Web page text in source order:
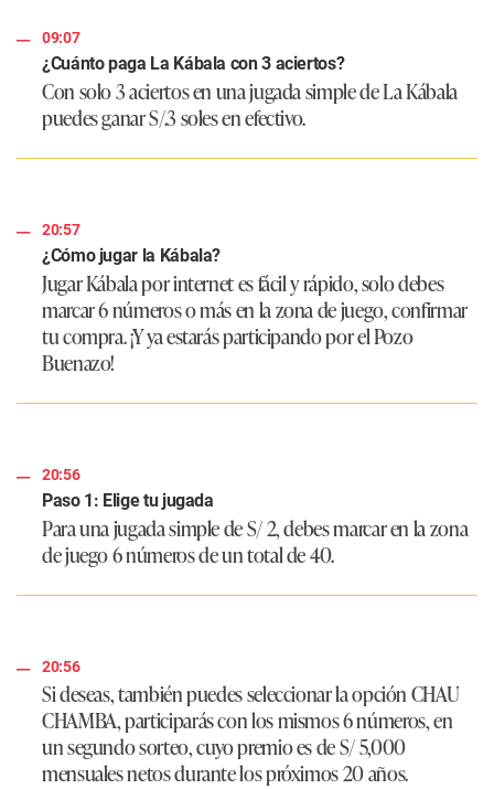
09:07
¿Cuánto paga La Kábala con 3 aciertos?
Con solo 3 aciertos en una jugada simple de La Kábala
puedes ganar S/.3 soles en efectivo.
20:57
¿Cómo jugar la Kábala?
Jugar Kábala por internet es fácil y rápido, solo debes
marcar 6 números o más en la zona de juego, confirmar
tu compra. ¡Y ya estarás participando por el Pozo
Buenazo!
20:56
Paso 1: Elige tu jugada
Para una jugada simple de S/ 2, debes marcar en la zona
de juego 6 números de un total de 40.
20:56
Si deseas, también puedes seleccionar la opción CHAU
CHAMBA, participarás con los mismos 6 números, en
un segundo sorteo, cuyo premio es de S/ 5,000
mensuales netos durante los próximos 20 años.